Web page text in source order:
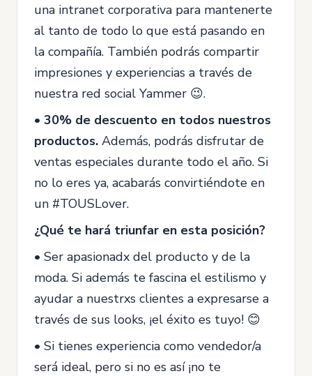
una intranet corporativa para mantenerte
al tanto de todo lo que está pasando en
la compañía. También podrás compartir
impresiones y experiencias a través de
nuestra red social Yammer 😉.
• 30% de descuento en todos nuestros
productos. Además, podrás disfrutar de
ventas especiales durante todo el año. Si
no lo eres ya, acabarás convirtiéndote en
un #TOUSLover.
¿Qué te hará triunfar en esta posición?
• Ser apasionadx del producto y de la
moda. Si además te fascina el estilismo y
ayudar a nuestrxs clientes a expresarse a
través de sus looks, ¡el éxito es tuyo! 😊
• Si tienes experiencia como vendedor/a
será ideal, pero si no es así ¡no te